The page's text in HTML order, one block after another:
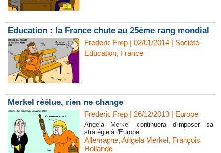
Education : la France chute au 25ème rang mondial
Frederic Frep | 02/01/2014 | Société
Education, France
Merkel réélue, rien ne change
Frederic Frep | 26/12/2013 | Europe
Angela Merkel continuera d'imposer sa
stratégie à l'Europe.
Allemagne, Angela Merkel, François
Hollande